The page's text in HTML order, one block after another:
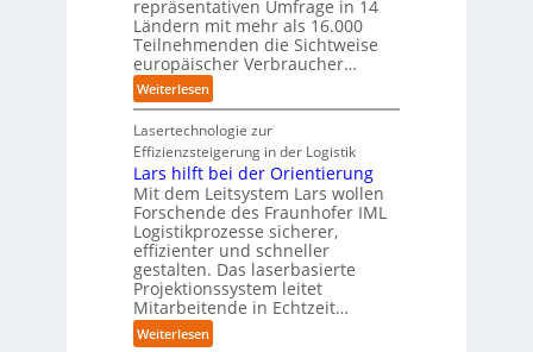
t
i
s
i
e
r
u
n
g
s
l
ö
s
u
n
g
e
e
r
I
n
d
t
r
i
e
a
u
t
o
m
a
t
I
n
d
u
t
r
i
a
l
B
s
i
n
e
l
A
u
t
o
m
a
t
i
o
n
.
O
g
w
ä
c
repräsentativen Umfrage in 14
Ländern mit mehr als 16.000
Teilnehmenden die Sichtweise
europäischer Verbraucher…
Weiterlesen:
S
t
u
d
i
e
z
e
i
g
t
M
Lasertechnologie zur
Effizienzsteigerung in der Logistik
Lars hilft bei der Orientierung
Mit dem Leitsystem Lars wollen
Forschende des Fraunhofer IML
Logistikprozesse sicherer,
effizienter und schneller
gestalten. Das laserbasierte
Projektionssystem leitet
Mitarbeitende in Echtzeit…
Weiterlesen: